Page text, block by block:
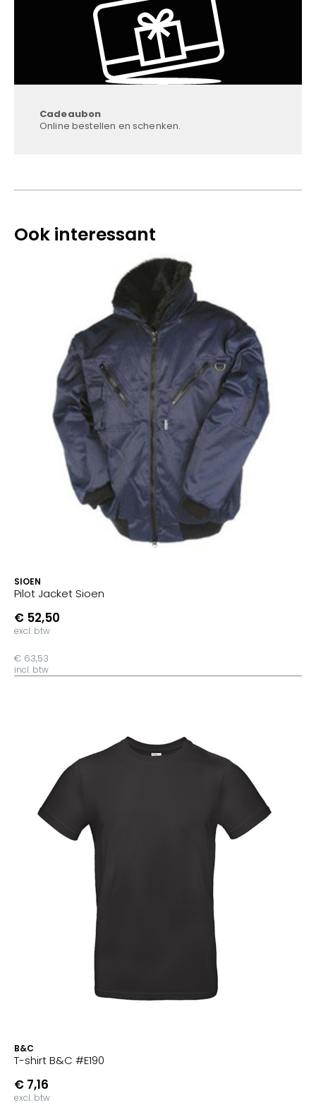
Cadeaubon
Online bestellen en schenken.
Ook interessant
SIOEN
Pilot Jacket Sioen
€ 52,50
excl. btw
€ 63,53
incl. btw
B&C
T-shirt B&C #E190
€ 7,16
excl. btw